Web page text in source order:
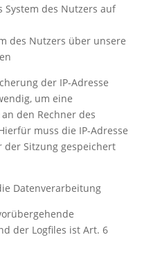
System des Nutzers auf
des Nutzers über unsere
der IP-Adresse
um eine
den Rechner des
muss die IP-Adresse
Sitzung gespeichert
Datenverarbeitung
der Logfiles ist Art. 6